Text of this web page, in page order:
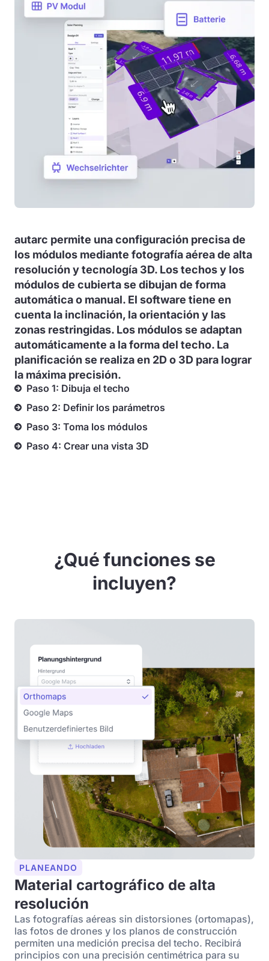
autarc permite una configuración precisa de
los módulos mediante fotografía aérea de alta
resolución y tecnología 3D. Los techos y los
módulos de cubierta se dibujan de forma
automática o manual. El software tiene en
cuenta la inclinación, la orientación y las
zonas restringidas. Los módulos se adaptan
automáticamente a la forma del techo. La
planificación se realiza en 2D o 3D para lograr
la máxima precisión.
Paso 1: Dibuja el techo
Paso 2: Definir los parámetros
Paso 3: Toma los módulos
Paso 4: Crear una vista 3D
¿Qué funciones se
incluyen?
PLANEANDO
Material cartográfico de alta
resolución
Las fotografías aéreas sin distorsiones (ortomapas),
las fotos de drones y los planos de construcción
permiten una medición precisa del techo. Recibirá
principios con una precisión centimétrica para su